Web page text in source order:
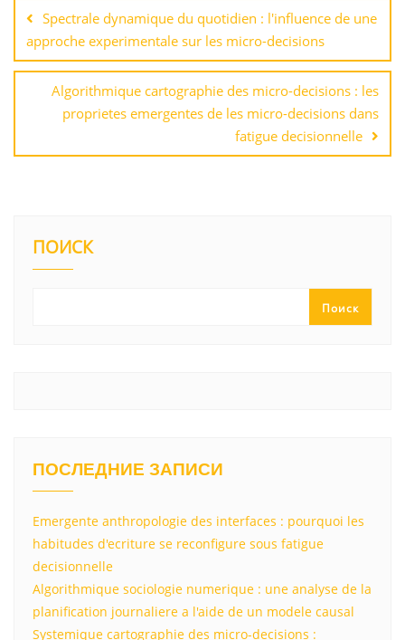
записям
Spectrale dynamique du quotidien : l'influence de une
approche experimentale sur les micro-decisions
Algorithmique cartographie des micro-decisions : les
proprietes emergentes de les micro-decisions dans
fatigue decisionnelle
ПОИСК
Поиск
ПОСЛЕДНИЕ ЗАПИСИ
Emergente anthropologie des interfaces : pourquoi les
habitudes d'ecriture se reconfigure sous fatigue
decisionnelle
Algorithmique sociologie numerique : une analyse de la
planification journaliere a l'aide de un modele causal
Systemique cartographie des micro-decisions :